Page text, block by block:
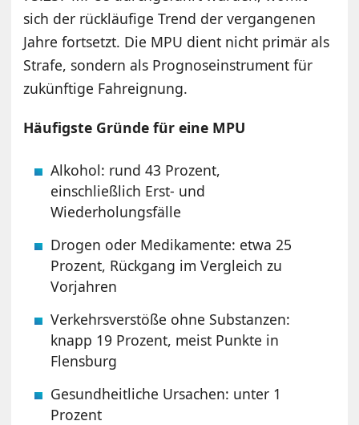
sich der rückläufige Trend der vergangenen
Jahre fortsetzt. Die MPU dient nicht primär als
Strafe, sondern als Prognoseinstrument für
zukünftige Fahreignung.
Häufigste Gründe für eine MPU
Alkohol: rund 43 Prozent,
einschließlich Erst- und
Wiederholungsfälle
Drogen oder Medikamente: etwa 25
Prozent, Rückgang im Vergleich zu
Vorjahren
Verkehrsverstöße ohne Substanzen:
knapp 19 Prozent, meist Punkte in
Flensburg
Gesundheitliche Ursachen: unter 1
Prozent